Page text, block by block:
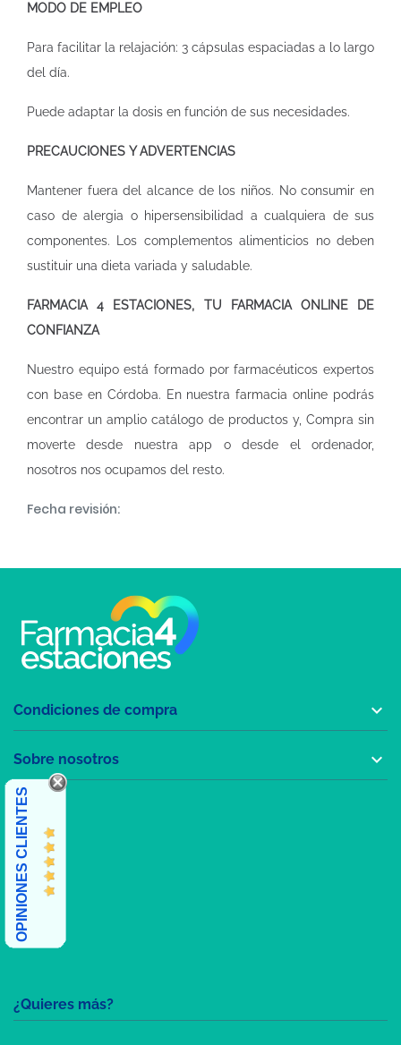
MODO DE EMPLEO
Para facilitar la relajación: 3 cápsulas espaciadas a lo largo
del día.
Puede adaptar la dosis en función de sus necesidades.
PRECAUCIONES Y ADVERTENCIAS
Mantener fuera del alcance de los niños. No consumir en
caso de alergia o hipersensibilidad a cualquiera de sus
componentes. Los complementos alimenticios no deben
sustituir una dieta variada y saludable.
FARMACIA 4 ESTACIONES, TU FARMACIA ONLINE DE
CONFIANZA
Nuestro equipo está formado por farmacéuticos expertos
con base en Córdoba. En nuestrafarmacia online podrás
encontrar un amplio catálogo de productos y, Compra sin
moverte desde nuestra app o desde el ordenador,
nosotros nos ocupamos del resto.
Fecha revisión:
¿Quieres más?
Condiciones de compra 
Sobre nosotros 
OPINIONES CLIENTES